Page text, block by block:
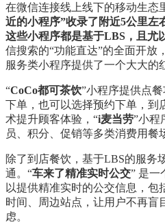
在微信连接线上线下的移动生态
近的小程序”收录了附近5公里左
这些小程序都是基于LBS，且尤
信搜索的“功能直达”的全面开放
服务类小程序提供了一个大大的
“CoCo都可茶饮”小程序提供点
下单，也可以选择预约下单，到
术提升顾客体验，“i麦当劳”小程
员、积分、促销等多类消费用餐
除了到店餐饮，基于LBS的服务
通。“车来了精准实时公交” 是一
以提供精准实时的公交信息，
时间、周边站点，让用户不再盲
虑。